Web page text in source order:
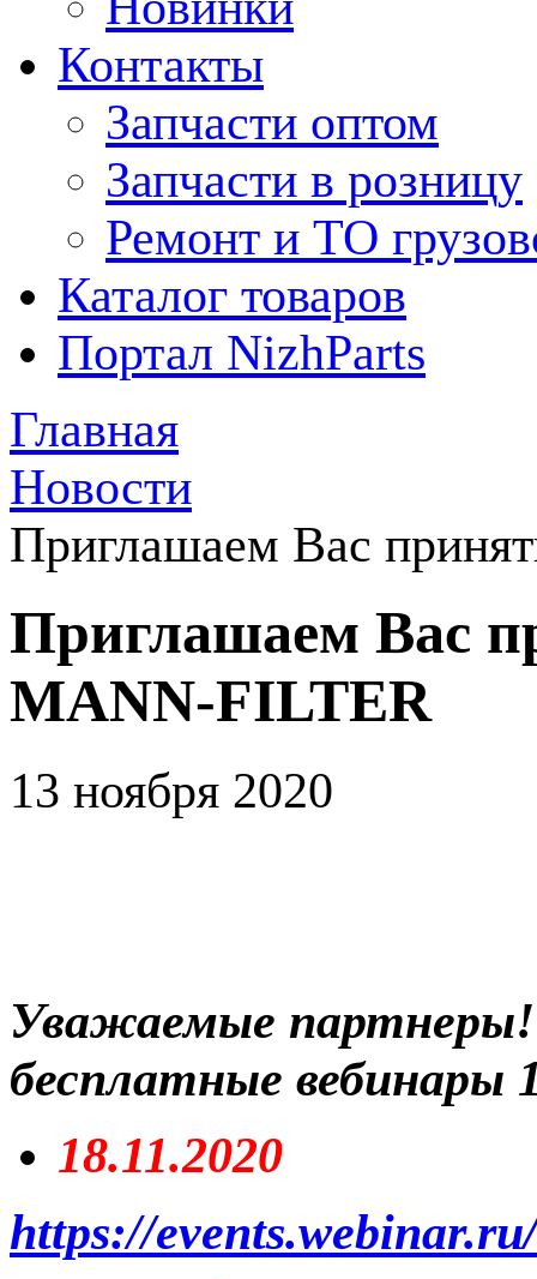
Контакты
Запчасти оптом
Запчасти в розницу
Ремонт и ТО
Каталог товаров
Портал NizhParts
Главная
Новости
Приглашаем Вас
Приглашаем Вас
MANN-FILTER
13 ноября 2020
Уважаемые
бесплатные вебинары
18.11.2020
https://